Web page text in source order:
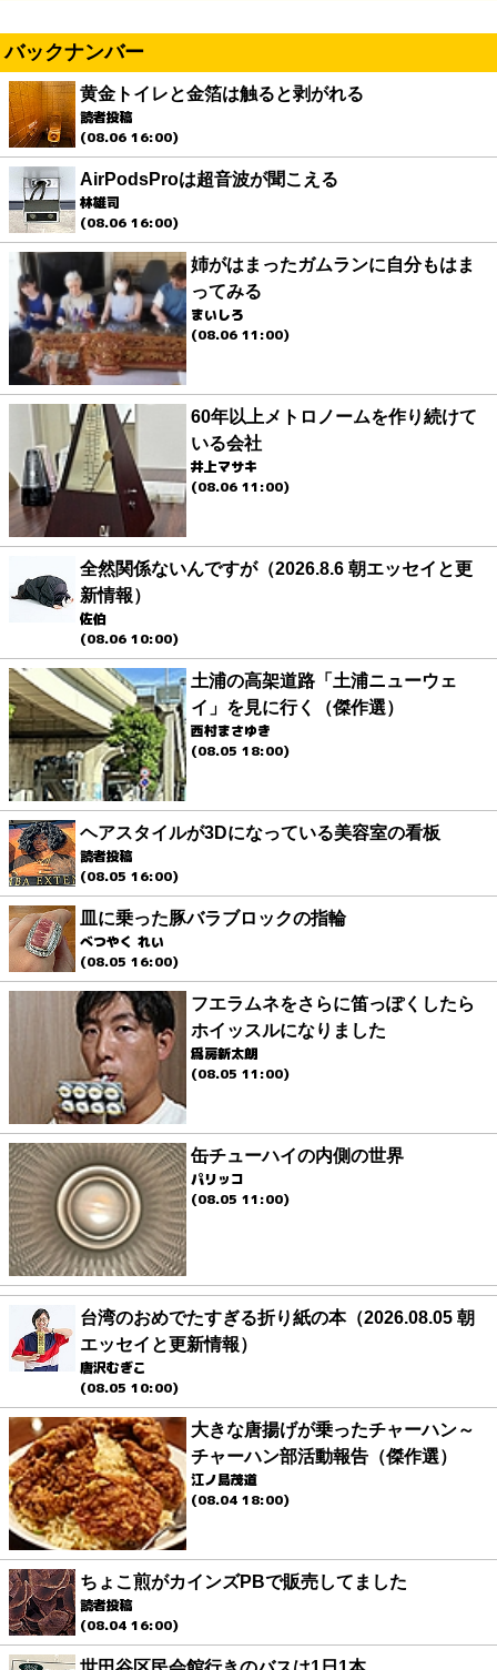
バックナンバー
黄金トイレと金箔は触ると剥がれる
読者投稿
(08.06 16:00)
AirPodsProは超音波が聞こえる
林雄司
(08.06 16:00)
姉がはまったガムランに自分もはま
ってみる
まいしろ
(08.06 11:00)
60年以上メトロノームを作り続けて
いる会社
井上マサキ
(08.06 11:00)
全然関係ないんですが（2026.8.6 朝エッセイと更
新情報）
佐伯
(08.06 10:00)
土浦の高架道路「土浦ニューウェ
イ」を見に行く（傑作選）
西村まさゆき
(08.05 18:00)
ヘアスタイルが3Dになっている美容室の看板
読者投稿
(08.05 16:00)
皿に乗った豚バラブロックの指輪
べつやく れい
(08.05 16:00)
フエラムネをさらに笛っぽくしたら
ホイッスルになりました
爲房新太朗
(08.05 11:00)
缶チューハイの内側の世界
パリッコ
(08.05 11:00)
台湾のおめでたすぎる折り紙の本（2026.08.05 朝
エッセイと更新情報）
唐沢むぎこ
(08.05 10:00)
大きな唐揚げが乗ったチャーハン～
チャーハン部活動報告（傑作選）
江ノ島茂道
(08.04 18:00)
ちょこ煎がカインズPBで販売してました
読者投稿
(08.04 16:00)